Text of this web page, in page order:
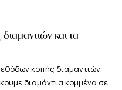
και τα
κοπής διαμαντιών,
διαμάντια κομμένα σε